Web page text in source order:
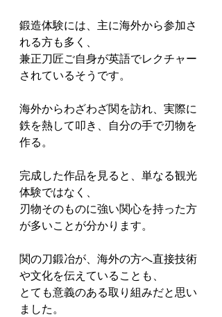
鍛造体験には、主に海外から参加さ
れる方も多く、
兼正刀匠ご自身が英語でレクチャー
されているそうです。
海外からわざわざ関を訪れ、実際に
鉄を熱して叩き、自分の手で刃物を
作る。
完成した作品を見ると、単なる観光
体験ではなく、
刃物そのものに強い関心を持った方
が多いことが分かります。
関の刀鍛冶が、海外の方へ直接技術
や文化を伝えていることも、
とても意義のある取り組みだと思い
ました。